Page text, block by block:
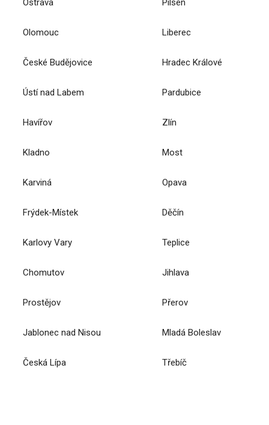
Ostrava Pilsen
Olomouc Liberec
České Budějovice Hradec Králové
Ústí nad Labem Pardubice
Havířov Zlín
Kladno Most
Karviná Opava
Frýdek-Místek Děčín
Karlovy Vary Teplice
Chomutov Jihlava
Prostějov Přerov
Jablonec nad Nisou Mladá Boleslav
Česká Lípa Třebíč